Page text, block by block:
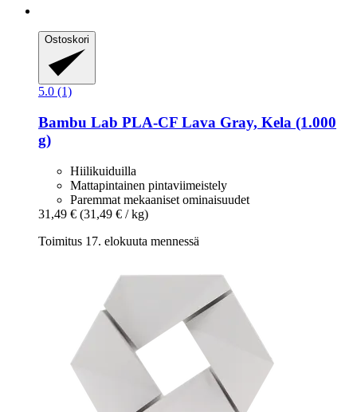
Ostoskori
5.0 (1)
Bambu Lab PLA-​CF Lava Gray, Kela (1.000
g)
Hiilikuiduilla
Mattapintainen pintaviimeistely
Paremmat mekaaniset ominaisuudet
31,49 € (31,49 € / kg)
Toimitus 17. elokuuta mennessä